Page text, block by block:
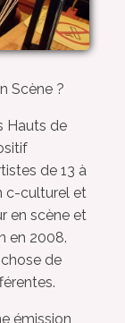
Scène ?
Hauts de
de 13 à
c-culturel et
en scène et
en 2008.
de
émission